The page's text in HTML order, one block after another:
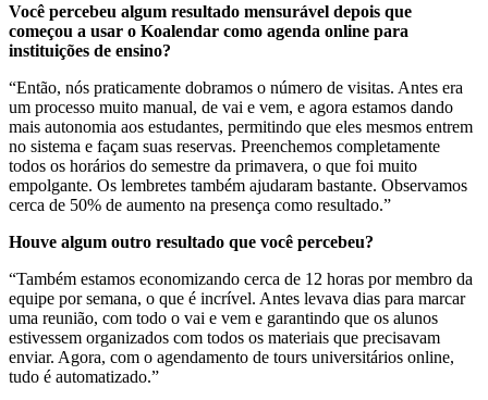
Você percebeu algum resultado mensurável depois que
começou a usar o Koalendar como agenda online para
instituições de ensino?
“Então, nós praticamente dobramos o número de visitas. Antes era
um processo muito manual, de vai e vem, e agora estamos dando
mais autonomia aos estudantes, permitindo que eles mesmos entrem
no sistema e façam suas reservas. Preenchemos completamente
todos os horários do semestre da primavera, o que foi muito
empolgante. Os lembretes também ajudaram bastante. Observamos
cerca de 50% de aumento na presença como resultado.”
Houve algum outro resultado que você percebeu?
“Também estamos economizando cerca de 12 horas por membro da
equipe por semana, o que é incrível. Antes levava dias para marcar
uma reunião, com todo o vai e vem e garantindo que os alunos
estivessem organizados com todos os materiais que precisavam
enviar. Agora, com o agendamento de tours universitários online,
tudo é automatizado.”